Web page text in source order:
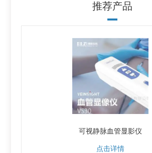
推荐产品
可视静脉血管显影仪
点击详情